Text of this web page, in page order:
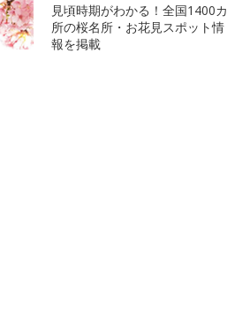
見頃時期がわかる！全国1400カ
所の桜名所・お花見スポット情
報を掲載